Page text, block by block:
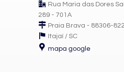
Rua Maria das Dores
289 - 701A
Praia Brava - 88306-822
Itajaí / SC
mapa google